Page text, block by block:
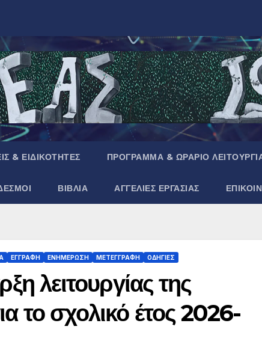
& ΕΙΔΙΚΟΤΗΤΕΣ ΠΡΟΓΡΑΜΜΑ & ΩΡΑΡΙΟ
ΒΙΒΛΙΑ ΑΓΓΕΛΙΕΣ ΕΡΓΑΣΙΑΣ
ΕΓΓΡΑΦΗ ΕΝΗΜΕΡΩΣΗ ΜΕΤΕΓΓΡΑΦΗ ΟΔΗΓΙΕΣ
λειτουργίας της
το σχολικό έτος 2026-